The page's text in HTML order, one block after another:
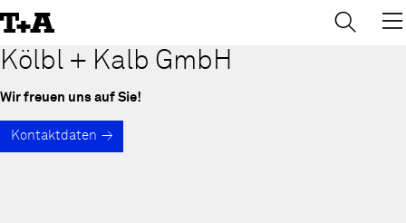
to
Content
Kölbl + Kalb GmbH
Wir freuen uns auf Sie!
Kontaktdaten
→ ×